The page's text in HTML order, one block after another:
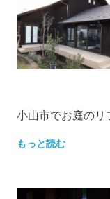
小山市でお庭の
もっと読む